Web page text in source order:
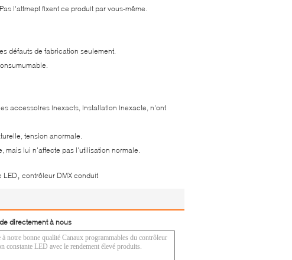
l'attmept fixent ce produit par vous-même.
défauts de fabrication seulement.
accessoires inexacts, installation inexacte, n'ont
tension anormale.
mais lui n'affecte pas l'utilisation normale.
LED contrôleur DMX conduit
directement à nous